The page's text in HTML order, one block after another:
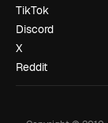
TikTok
Discord
X
Reddit